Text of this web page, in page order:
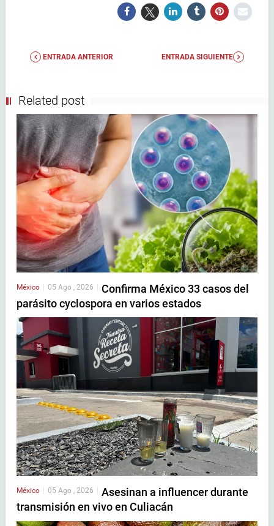
ENTRADA ANTERIOR ENTRADA SIGUIENTE
Related post
México | 05 Ago , 2026 | Confirma México 33 casos del
parásito cyclospora en varios estados
México 05 Ago , 2026
Asesinan a influencer durante
transmisión en vivo en Culiacán